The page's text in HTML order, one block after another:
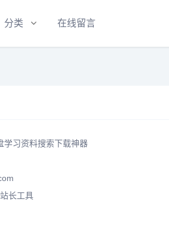
分类 在线留言
学习资料搜索下载神器
站长工具